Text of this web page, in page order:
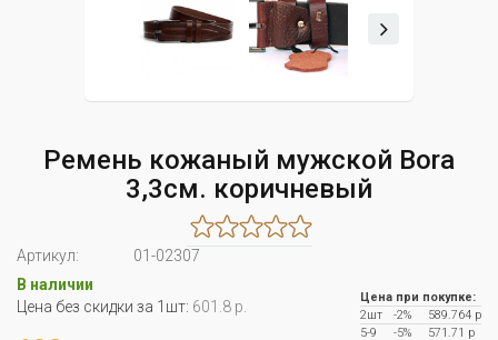
Ремень кожаный мужской Bora
3,3см. коричневый
Артикул:
01-02307
В наличии
Цена без скидки за 1шт: 601.8 р.
Цена при покупке:
2шт
-2%
589.764 р
5-9
-5%
571.71 р